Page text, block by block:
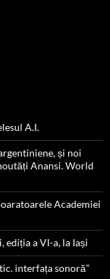
A.I.
și noi
Anansi. World
Academiei
ediția a VI-a, la Iași
interfața sonoră”